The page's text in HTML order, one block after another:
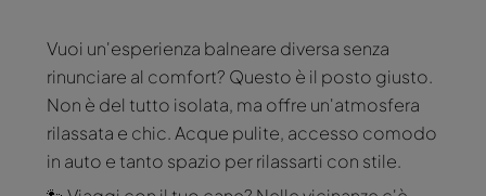
Vuoi un'esperienza balneare diversa senza
rinunciare al comfort? Questo è il posto giusto.
Non è del tutto isolata, ma offre un'atmosfera
rilassata e chic. Acque pulite, accesso comodo
in auto e tanto spazio per rilassarti con stile.